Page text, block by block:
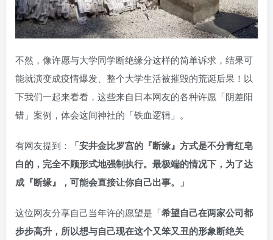
不然，像许愿与大学同学断绝缘分这样的简单诉求，结果可
能就演变成疫情爆发、整个大学生活被摧毁的荒诞后果！以
下我们一起来看看，这些来自日本网友的各种许愿「阴差阳
错」案例，体会这间神社的「铁血逻辑」。
有网友提到：
「安井金比罗宫的『断缘』方式是不分青红皂
白的，完全不顾形式地强制执行。最极端的情况下，为了达
成『断缘』，可能会直接让你自己出事。」
这位网友分享自己当年许的愿望是「希望自己在两家公司都
步步高升，所以想与自己现在这个又笨又丑的形象断绝关